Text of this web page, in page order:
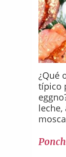
¿Qué
típico
leche,